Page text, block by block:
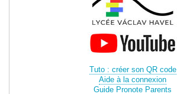
Tuto : créer son QR code
Aide à la connexion
Guide Pronote Parents